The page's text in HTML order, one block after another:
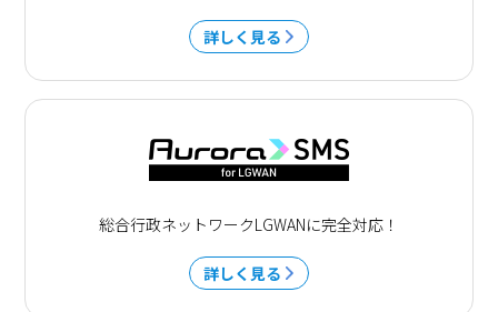
詳しく見る
総合行政ネットワークLGWANに完全対応！
詳しく見る